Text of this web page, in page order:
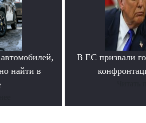
найти в
В ЕС призвали